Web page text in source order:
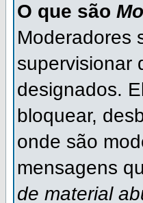
O que são
Moderadores
supervisionar
designados.
bloquear,
onde são
mensagens
de material